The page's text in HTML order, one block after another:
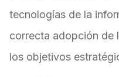
tecnologías de la
correcta adopción de
los objetivos